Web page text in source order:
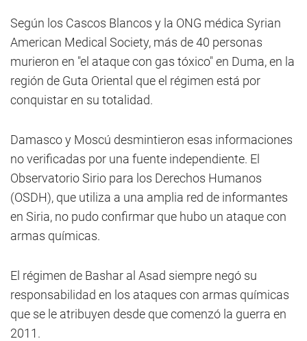
Según los Cascos Blancos y la ONG médica Syrian
American Medical Society, más de 40 personas
murieron en "el ataque con gas tóxico" en Duma, en la
región de Guta Oriental que el régimen está por
conquistar en su totalidad.
Damasco y Moscú desmintieron esas informaciones
no verificadas por una fuente independiente. El
Observatorio Sirio para los Derechos Humanos
(OSDH), que utiliza a una amplia red de informantes
en Siria, no pudo confirmar que hubo un ataque con
armas químicas.
El régimen de Bashar al Asad siempre negó su
responsabilidad en los ataques con armas químicas
que se le atribuyen desde que comenzó la guerra en
2011.